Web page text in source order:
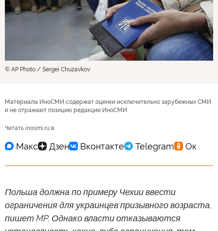
© AP Photo / Sergei Chuzavkov
Материалы ИноСМИ содержат оценки исключительно зарубежных СМИ
и не отражают позицию редакции ИноСМИ
Читать inosmi.ru в
Польша должна по примеру Чехии ввести
ограничения для украинцев призывного возраста,
пишет MP. Однако власти отказываются